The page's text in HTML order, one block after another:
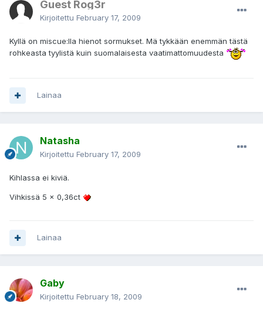
Guest Rog3r
Kirjoitettu February 17, 2009
Kyllä on miscue:lla hienot sormukset. Mä tykkään enemmän tästä
rohkeasta tyylistä kuin suomalaisesta vaatimattomuudesta
Lainaa
Natasha
Kirjoitettu February 17, 2009
Kihlassa ei kiviä.
Vihkissä 5 x 0,36ct
Lainaa
Gaby
Kirjoitettu February 18, 2009